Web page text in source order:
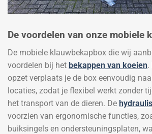
De voordelen van onze mobiele
De mobiele klauwbekapbox die wij
voordelen bij het bekappen van koeien.
opzet verplaats je de box eenvoudig
locaties, zodat je flexibel werkt zonder
het transport van de dieren. De
voorzien van ergonomische functies,
buiksingels en ondersteuningsplaten,